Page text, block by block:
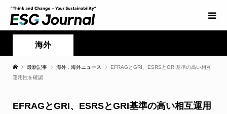
海外
最新記事 海外 海外ニュース
EFRAGとGRI、ESRSとGRI基準の高い相互
運用性を確認
EFRAGとGRI、ESRSとGRI基準の高い相互運用